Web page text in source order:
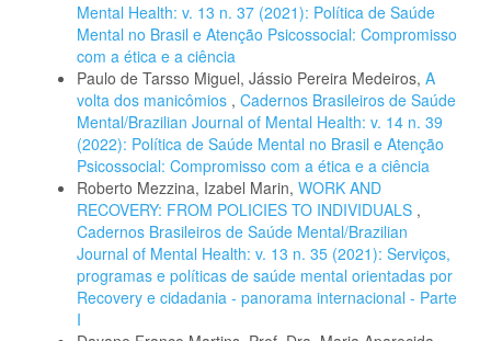
Mental Health: v. 13 n. 37 (2021): Política de Saúde
Mental no Brasil e Atenção Psicossocial: Compromisso
com a ética e a ciência
Paulo de Tarsso Miguel, Jássio Pereira Medeiros, A
volta dos manicômios , Cadernos Brasileiros de Saúde
Mental/Brazilian Journal of Mental Health: v. 14 n. 39
(2022): Política de Saúde Mental no Brasil e Atenção
Psicossocial: Compromisso com a ética e a ciência
Roberto Mezzina, Izabel Marin, WORK AND
RECOVERY: FROM POLICIES TO INDIVIDUALS ,
Cadernos Brasileiros de Saúde Mental/Brazilian
Journal of Mental Health: v. 13 n. 35 (2021): Serviços,
programas e políticas de saúde mental orientadas por
Recovery e cidadania - panorama internacional - Parte
I